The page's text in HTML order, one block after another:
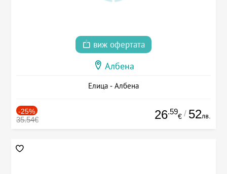
виж офертата
Албена
Елица - Албена
-25%
35.54€ 26.59
€ / 52лв.